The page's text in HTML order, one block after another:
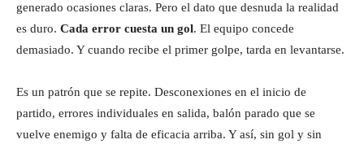
generado ocasiones claras. Pero el dato que desnuda la realidad
es duro. Cada error cuesta un gol. El equipo concede
demasiado. Y cuando recibe el primer golpe, tarda en levantarse.
Es un patrón que se repite. Desconexiones en el inicio de
partido, errores individuales en salida, balón parado que se
vuelve enemigo y falta de eficacia arriba. Y así, sin gol y sin